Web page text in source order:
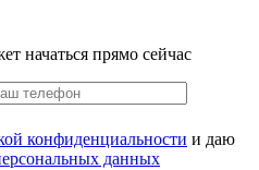
начаться прямо сейчас
конфиденциальности и даю
данных